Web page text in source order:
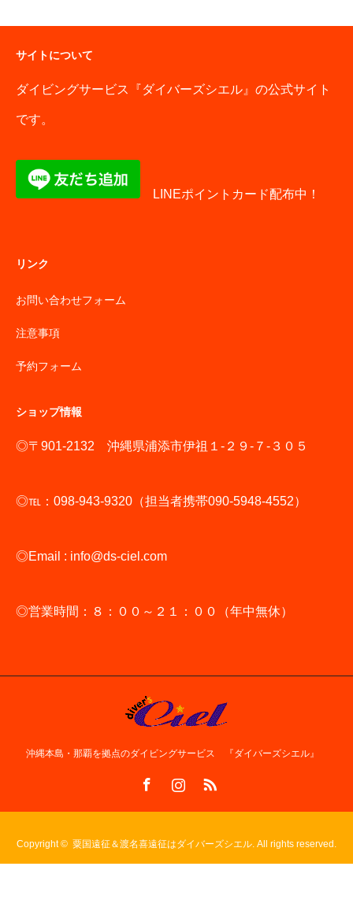
サイトについて
ダイビングサービス『ダイバーズシエル』の公式サイト
です。
LINEポイントカード配布中！
リンク
お問い合わせフォーム
注意事項
予約フォーム
ショップ情報
◎〒901-2132 沖縄県浦添市伊祖１-２９-７-３０５
◎℡：098-943-9320（担当者携帯090-5948-4552）
◎Email : info@ds-ciel.com
◎営業時間：８：００～２１：００（年中無休）
沖縄本島・那覇を拠点のダイビングサービス 『ダイバーズシエル』
Copyright © 粟国遠征＆渡名喜遠征はダイバーズシエル. All rights reserved.